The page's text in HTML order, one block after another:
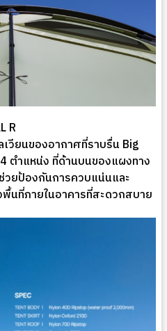
R
วียนของอากาศที่ราบรื่น Big
ตำแหน่ง ที่ด้านบนของแผงทาง
วยป้องกันการควบแน่นและ
นที่ภายในอาคารที่สะดวกสบาย